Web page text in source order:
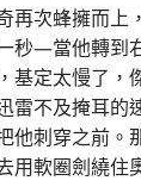
再次蜂擁而上
秒—當他轉到
基定太慢了，
不及掩耳的
他刺穿之前。
用軟圈劍繞住